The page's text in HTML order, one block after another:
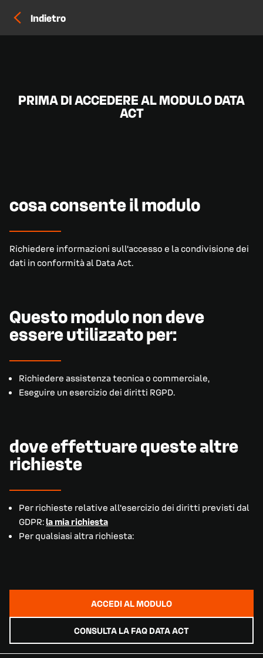
Indietro
PRIMA DI ACCEDERE AL MODULO DATA
ACT
cosa consente il modulo
Richiedere informazioni sull'accesso e la condivisione dei
dati in conformità al Data Act.
Questo modulo non deve
essere utilizzato per:
Richiedere assistenza tecnica o commerciale,
Eseguire un esercizio dei diritti RGPD.
dove effettuare queste altre
richieste
Per richieste relative all'esercizio dei diritti previsti dal
GDPR:la mia richiesta
Per qualsiasi altra richiesta:
ACCEDI AL MODULO
CONSULTA LA FAQ DATA ACT